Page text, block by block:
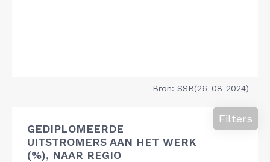
Bron: SSB(26-08-2024)
GEDIPLOMEERDE
UITSTROMERS AAN HET WERK
(%), NAAR REGIO
Filters